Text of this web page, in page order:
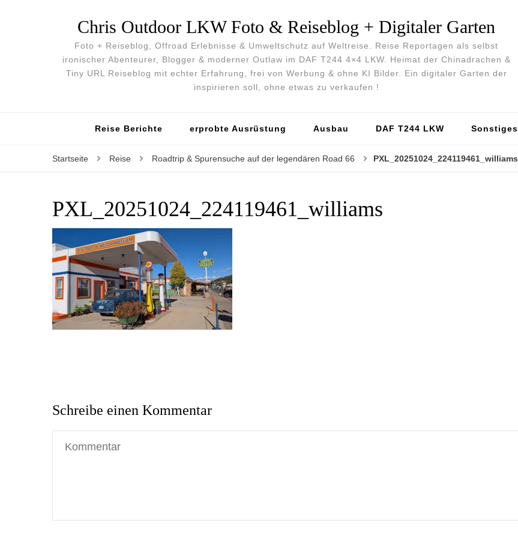
Chris Outdoor LKW Foto & Reiseblog + Digitaler Garten
Foto + Reiseblog, Offroad Erlebnisse & Umweltschutz auf Weltreise. Reise Reportagen als selbst
ironischer Abenteurer, Blogger & moderner Outlaw im DAF T244 4×4 LKW. Heimat der Chinadrachen &
Tiny URL Reiseblog mit echter Erfahrung, frei von Werbung & ohne KI Bilder. Ein digitaler Garten der
inspirieren soll, ohne etwas zu verkaufen !
Reise Berichte erprobte Ausrüstung Ausbau DAF T244 LKW Sonstiges
Startseite Reise Roadtrip & Spurensuche auf der legendären Road 66 PXL_20251024_224119461_williams
PXL_20251024_224119461_williams
Schreibe einen Kommentar